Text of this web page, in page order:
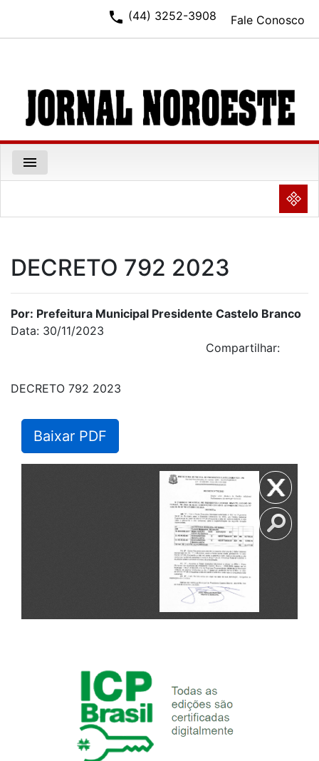
Fale Conosco
phone (44) 3252-3908
menu
NULL
DECRETO 792 2023
Por: Prefeitura Municipal Presidente Castelo Branco
Data: 30/11/2023
Compartilhar:
DECRETO 792 2023
Baixar PDF